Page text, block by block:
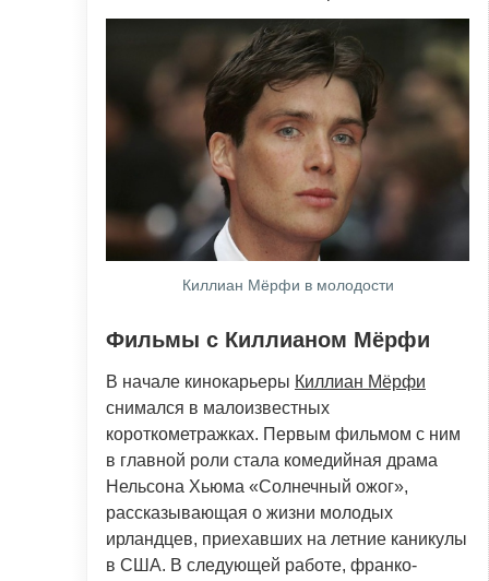
Киллиан Мёрфи в молодости
Фильмы с Киллианом Мёрфи
В начале кинокарьеры Киллиан Мёрфи
снимался в малоизвестных
короткометражках. Первым фильмом с ним
в главной роли стала комедийная драма
Нельсона Хьюма «Солнечный ожог»,
рассказывающая о жизни молодых
ирландцев, приехавших на летние каникулы
в США. В следующей работе, франко-